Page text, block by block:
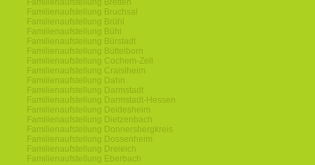
Familienaufstellung Bretten
Familienaufstellung Bruchsal
Familienaufstellung Brühl
Familienaufstellung Bühl
Familienaufstellung Bürstadt
Familienaufstellung Büttelborn
Familienaufstellung Cochem-Zell
Familienaufstellung Craislheim
Familienaufstellung Dahn
Familienaufstellung Darmstadt
Familienaufstellung Darmstadt-Hessen
Familienaufstellung Deidesheim
Familienaufstellung Dietzenbach
Familienaufstellung Donnersbergkreis
Familienaufstellung Dossenheim
Familienaufstellung Dreieich
Familienaufstellung Eberbach